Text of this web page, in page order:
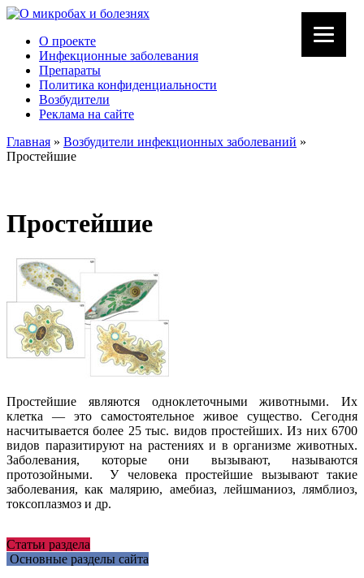
О проекте
Инфекционные заболевания
Препараты
Политика конфиденциальности
Возбудители
Реклама на сайте
Главная » Возбудители инфекционных заболеваний »
Простейшие
Простейшие
Простейшие являются одноклеточными животными. Их
клетка — это самостоятельное живое существо. Сегодня
насчитывается более 25 тыс. видов простейших. Из них 6700
видов паразитируют на растениях и в организме животных.
Заболевания, которые они вызывают, называются
протозойными. У человека простейшие вызывают такие
заболевания, как малярию, амебиаз, лейшманиоз, лямблиоз,
токсоплазмоз и др.
Статьи раздела
Основные разделы сайта